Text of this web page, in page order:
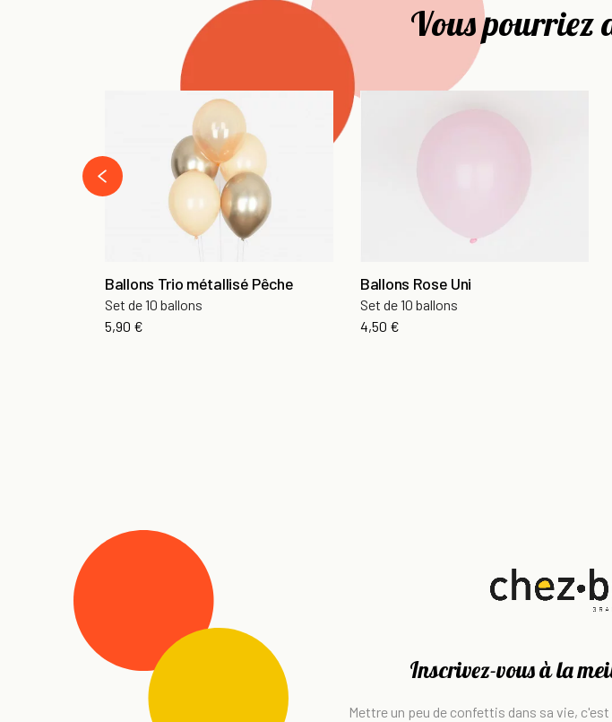
Vous pourriez
Ballons Trio métallisé Pêche
Set de 10 ballons
5,90 €
Ballons Rose Uni
Set de 10 ballons
4,50 €
‹
Inscrivez-vous à la
Mettre un peu de confettis dans sa vie,